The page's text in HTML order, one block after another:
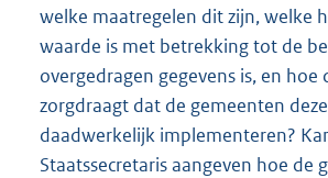
welke maatregelen dit zijn, welke
waarde is met betrekking tot de
overgedragen gegevens is, en hoe
zorgdraagt dat de gemeenten
daadwerkelijk implementeren?
Staatssecretaris aangeven hoe de